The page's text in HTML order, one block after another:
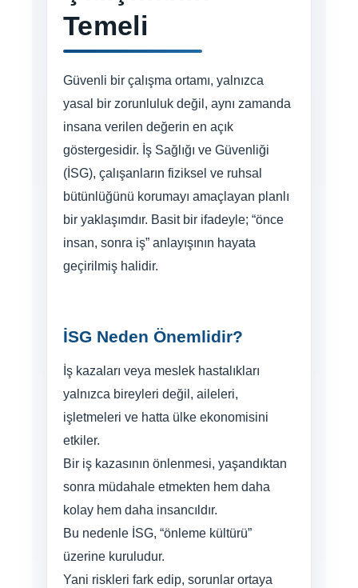
Temeli
Güvenli bir çalışma ortamı, yalnızca
yasal bir zorunluluk değil, aynı zamanda
insana verilen değerin en açık
göstergesidir. İş Sağlığı ve Güvenliği
(İSG), çalışanların fiziksel ve ruhsal
bütünlüğünü korumayı amaçlayan planlı
bir yaklaşımdır. Basit bir ifadeyle; “önce
insan, sonra iş” anlayışının hayata
geçirilmiş halidir.
İSG Neden Önemlidir?
İş kazaları veya meslek hastalıkları
yalnızca bireyleri değil, aileleri,
işletmeleri ve hatta ülke ekonomisini
etkiler.
Bir iş kazasının önlenmesi, yaşandıktan
sonra müdahale etmekten hem daha
kolay hem daha insancıldır.
Bu nedenle İSG, “önleme kültürü”
üzerine kuruludur.
Yani riskleri fark edip, sorunlar ortaya